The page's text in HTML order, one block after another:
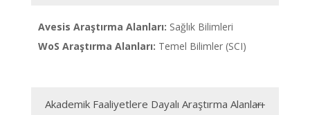
Avesis Araştırma Alanları: Sağlık Bilimleri
WoS Araştırma Alanları: Temel Bilimler (SCI)
Akademik Faaliyetlere Dayalı Araştırma Alanları